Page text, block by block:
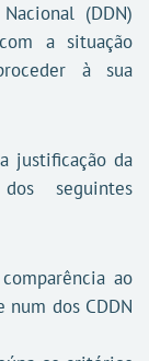
(DDN)
a situação
à sua
justificação da
seguintes
ao
num dos CDDN